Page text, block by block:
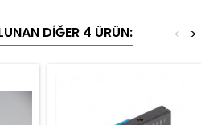
DIĞER 4 ÜRÜN: >
<